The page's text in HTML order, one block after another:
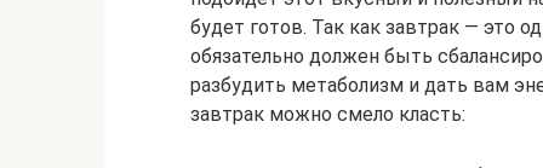
будет готов. Так как завтрак — это
обязательно должен быть
разбудить метаболизм и дать вам
завтрак можно смело класть: